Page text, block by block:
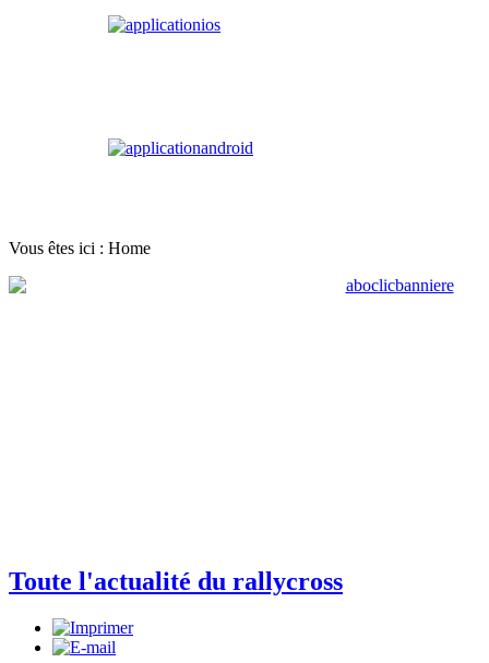
Vous êtes ici : Home
Toute l'actualité du rallycross